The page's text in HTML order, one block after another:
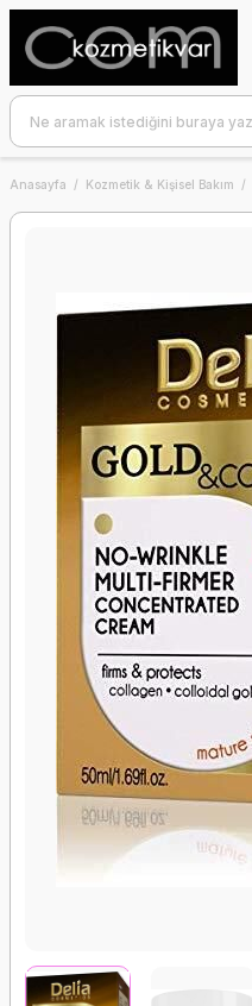
Anasayfa Kozmetik & Kişisel Bakım